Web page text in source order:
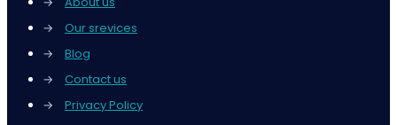
→
Our srevices
→
Blog
→
Contact us
→
Privacy Policy